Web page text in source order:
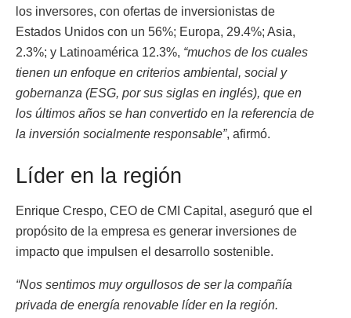
los inversores, con ofertas de inversionistas de
Estados Unidos con un 56%; Europa, 29.4%; Asia,
2.3%; y Latinoamérica 12.3%, “muchos de los cuales
tienen un enfoque en criterios ambiental, social y
gobernanza (ESG, por sus siglas en inglés), que en
los últimos años se han convertido en la referencia de
la inversión socialmente responsable”, afirmó.
Líder en la región
Enrique Crespo, CEO de CMI Capital, aseguró que el
propósito de la empresa es generar inversiones de
impacto que impulsen el desarrollo sostenible.
“Nos sentimos muy orgullosos de ser la compañía
privada de energía renovable líder en la región.